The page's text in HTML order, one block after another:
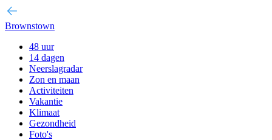
Brownstown
48 uur
14 dagen
Neerslagradar
Zon en maan
Activiteiten
Vakantie
Klimaat
Gezondheid
Foto's